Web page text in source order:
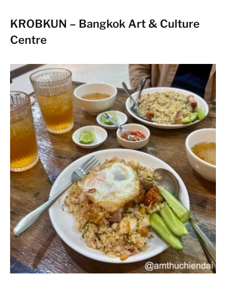
KROBKUN – Bangkok Art & Culture
Centre